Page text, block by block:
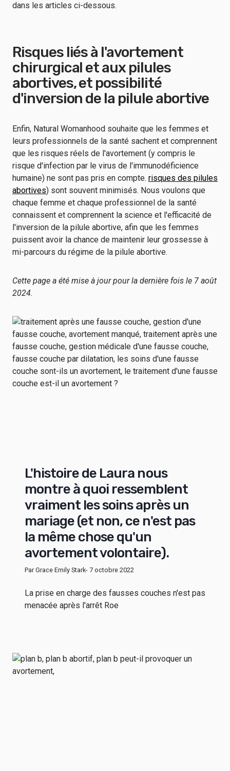
dans les articles ci-dessous.
Risques liés à l'avortement
chirurgical et aux pilules
abortives, et possibilité
d'inversion de la pilule abortive
Enfin, Natural Womanhood souhaite que les femmes et
leurs professionnels de la santé sachent et comprennent
que les risques réels de l'avortement (y compris le
risque d'infection par le virus de l'immunodéficience
humaine) ne sont pas pris en compte. risques des pilules
abortives) sont souvent minimisés. Nous voulons que
chaque femme et chaque professionnel de la santé
connaissent et comprennent la science et l'efficacité de
l'inversion de la pilule abortive, afin que les femmes
puissent avoir la chance de maintenir leur grossesse à
mi-parcours du régime de la pilule abortive.
Cette page a été mise à jour pour la dernière fois le 7 août
2024.
L'histoire de Laura nous
montre à quoi ressemblent
vraiment les soins après un
mariage (et non, ce n'est pas
la même chose qu'un
avortement volontaire).
Par Grace Emily Stark- 7 octobre 2022
La prise en charge des fausses couches n'est pas
menacée après l'arrêt Roe